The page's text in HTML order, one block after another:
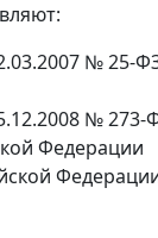
№ 25-
№
Федерации